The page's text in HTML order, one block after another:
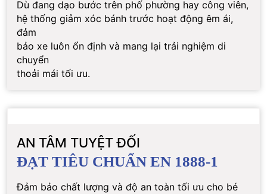
Dù đang dạo bước trên phố phường hay công viên,
hệ thống giảm xóc bánh trước hoạt động êm ái,
đảm
bảo xe luôn ổn định và mang lại trải nghiệm di
chuyển
thoải mái tối ưu.
AN TÂM TUYỆT ĐỐI
ĐẠT TIÊU CHUẨN EN 1888-1
Đảm bảo chất lượng và độ an toàn tối ưu cho bé